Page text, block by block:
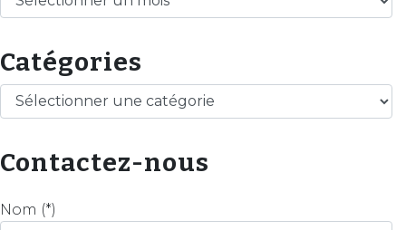
Catégories
Catégories
Contactez-nous
Nom (*)